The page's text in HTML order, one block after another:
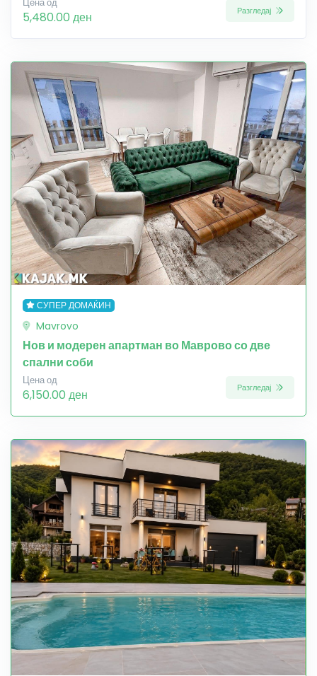
Цена од
5,480.00 ден Разгледај
СУПЕР ДОМАЌИН
Mavrovo
Нов и модерен апартман во Маврово со две
спални соби
Цена од
6,150.00 ден Разгледај